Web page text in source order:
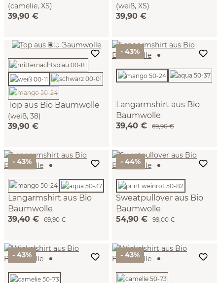
(camelie, XS)
39,90 €
(weiß, XS)
39,90 €
Top aus Bio Baumwolle
(weiß, 38)
(Diese Option ist zurzeit nicht verfügbar.)
39,90 €
- 43%
Langarmshirt aus Bio
Baumwolle
(mango, XS)
39,40 € 69,90 €
- 43%
Langarmshirt aus Bio
Baumwolle
(aqua, XS)
39,40 € 69,90 €
- 44%
Sweatpullover aus Bio
Baumwolle
(print weinrot, XS)
54,90 € 99,00 €
- 43% - 43%